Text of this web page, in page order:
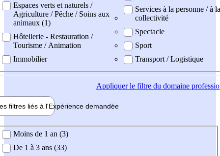
Espaces verts et naturels /
Agriculture / Pêche / Soins aux
animaux (1)
Hôtellerie - Restauration /
Tourisme / Animation
Immobilier
Services à la personne / à la
collectivité
Spectacle
Sport
Transport / Logistique
Appliquerle filtre du domaine
filtres liés à l'Expérience demandée
demandée
Moins de 1 an (3)
De 1 à 3 ans (33)